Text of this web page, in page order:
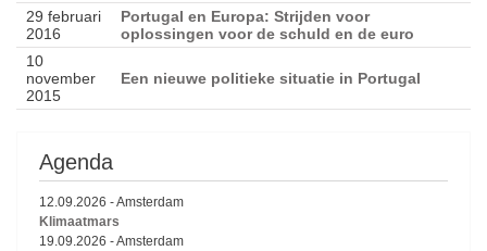
29 februari
2016
Portugal en Europa: Strijden voor
oplossingen voor de schuld en de euro
10
november
2015
Een nieuwe politieke situatie in Portugal
Agenda
12.09.2026 -Amsterdam
Klimaatmars
19.09.2026 -Amsterdam